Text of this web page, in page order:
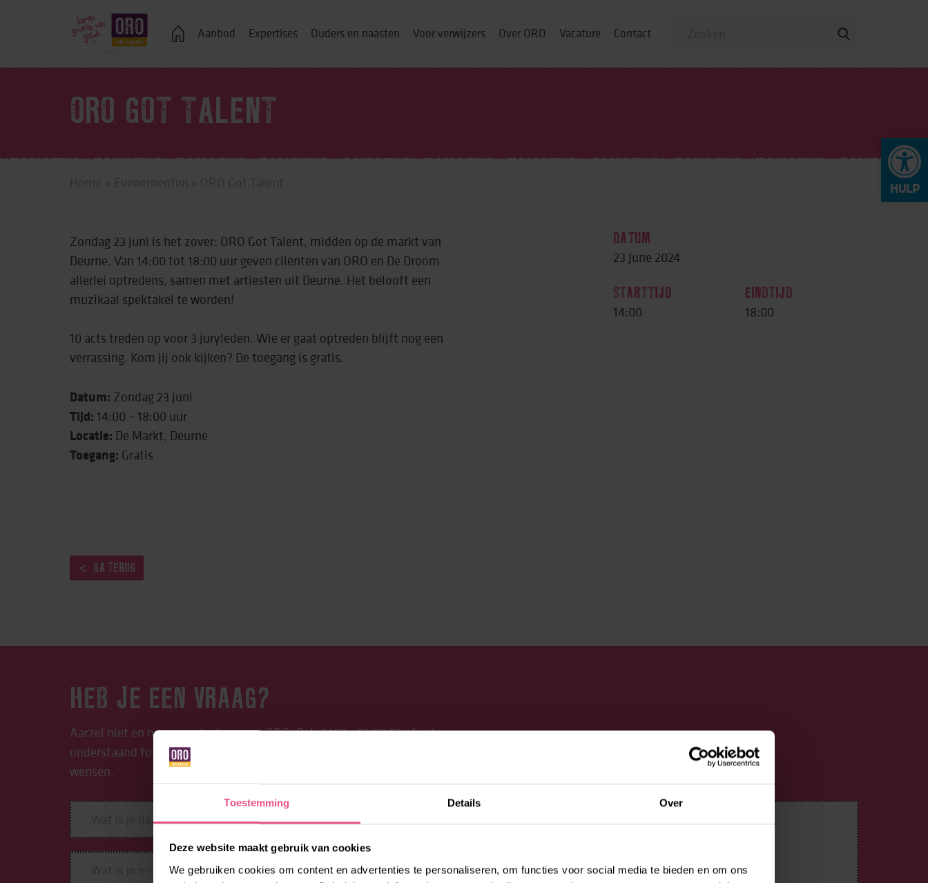
Toestemming Details Over
Deze website maakt gebruik van cookies
We gebruiken cookies om content en advertenties te personaliseren, om functies voor social media te bieden en om ons
Aanbod
Ondersteuning bij jou thuis
Onderwijs, advies & cursussen
Vrije tijd
Werk & dagbesteding
Behandeling & expertise (Lore)
Expertises Ouders en naasten Voor verwijzers Over ORO Vacature Contact
Veelgestelde vragen
ORO GOT TALENT
Zondag 23 juni is het zover: ORO Got Talent, midden op de markt van
Deurne. Van 14:00 tot 18:00 uur geven cliënten van ORO en De Droom
allerlei optredens, samen met artiesten uit Deurne. Het belooft een
muzikaal spektakel te worden!
10 acts treden op voor 3 juryleden. Wie er gaat optreden blijft nog een
verrassing. Kom jij ook kijken? De toegang is gratis.
Datum: Zondag 23 juni
Tijd: 14:00 – 18:00 uur
Locatie: De Markt, Deurne
Toegang: Gratis
DATUM
23 June 2024
STARTTIJD
14:00
EINDTIJD
18:00
GA TERUG
HEB JE EEN VRAAG?
Aarzel niet en neem contact op met ORO. Bel:0492 - 53 00 53of vul
onderstaand formulier in. We begeleiden je graag bij jouw vragen en
wensen.